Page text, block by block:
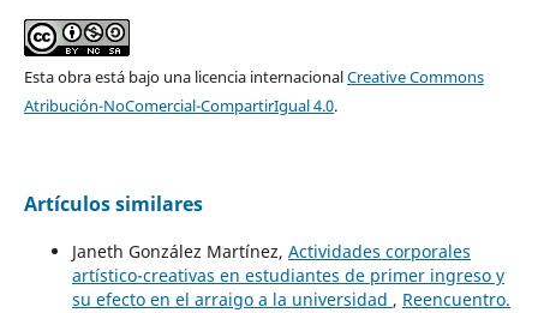
Esta obra está bajo una licencia internacionalCreative Commons
Atribución-NoComercial-CompartirIgual 4.0.
Artículos similares
Janeth González Martínez, Actividades corporales
artístico-creativas en estudiantes de primer ingreso y
su efecto en el arraigo a la universidad , Reencuentro.